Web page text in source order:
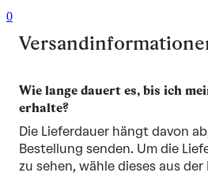
0
Wie lange dauert es, bis ich
erhalte?
Die Lieferdauer hängt davon
Bestellung senden. Um die
zu sehen, wähle dieses aus